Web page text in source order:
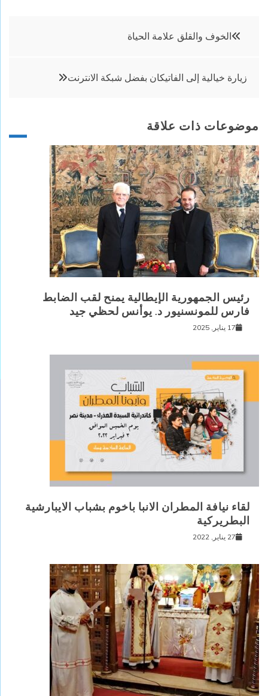
تصفّح
الخوف والقلق علامة الحياة
زيارة خيالية إلى الفاتيكان بفضل شبكة الانترنت
موضوعات ذات علاقة
رئيس الجمهورية الإيطالية يمنح لقب الضابط
فارس للمونسنيور د. يوأنس لحظي جيد
17 يناير, 2025
لقاء نيافة المطران الانبا باخوم بشباب الايبارشية
البطريركية
27 يناير, 2022